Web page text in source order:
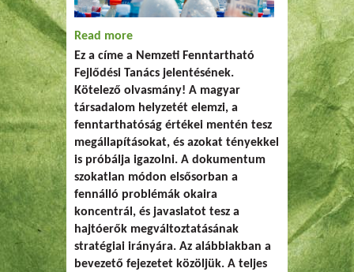
Read more
Ez a címe a Nemzeti Fenntartható
Fejlődési Tanács jelentésének.
Kötelező olvasmány! A magyar
társadalom helyzetét elemzi, a
fenntarthatóság értékei mentén tesz
megállapításokat, és azokat tényekkel
is próbálja igazolni. A dokumentum
szokatlan módon elsősorban a
fennálló problémák okaira
koncentrál, és javaslatot tesz a
hajtóerők megváltoztatásának
stratégiai irányára. Az alábbiakban a
bevezető fejezetet közöljük. A teljes